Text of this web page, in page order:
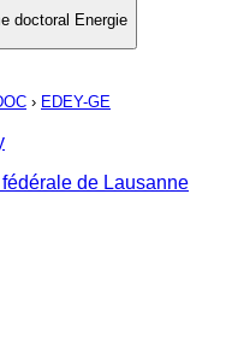
doctoral Energie
› EDEY-GE